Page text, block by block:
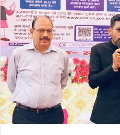
a
n
e
m
a
l